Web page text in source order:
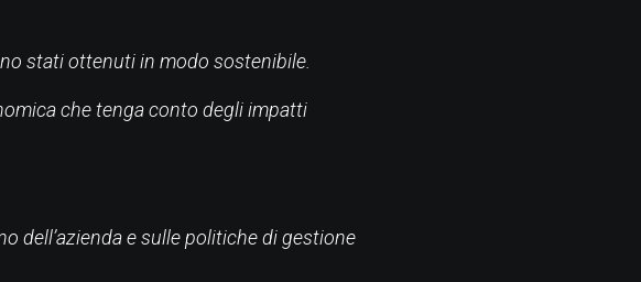
stati ottenuti in modo sostenibile.
che tenga conto degli impatti
dell’azienda e sulle politiche di gestione